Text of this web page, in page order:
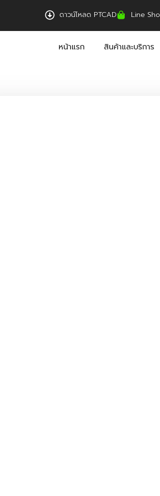
ดาวน์โหลด PTCAD Line
หน้าแรก สินค้าและบริการ